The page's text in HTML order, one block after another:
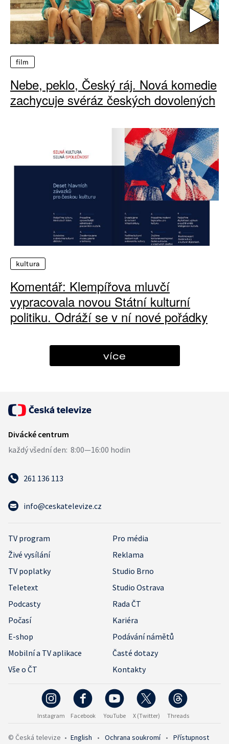
film
Nebe, peklo, Český ráj. Nová komedie
zachycuje svéráz českých dovolených
kultura
Komentář: Klempířova mluvčí
vypracovala novou Státní kulturní
politiku. Odráží se v ní nové pořádky
více
261 136 113
info@ceskatelevize.cz
TV program
Pro média
Živé vysílání
Reklama
TV poplatky
Studio Brno
Teletext
Studio Ostrava
Podcasty
Rada ČT
Počasí
Kariéra
E-shop
Podávání námětů
Mobilní a TV aplikace
Časté dotazy
Vše o ČT
Kontakty
Instagram Facebook YouTube X (Twitter) Threads
© Česká televize • English • Ochrana soukromí • Přístupnost